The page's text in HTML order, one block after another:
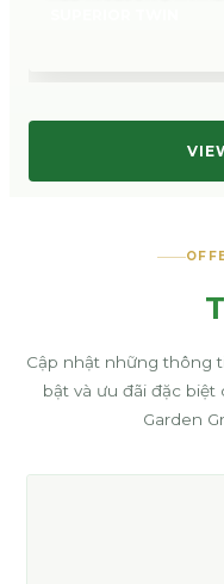
Cập nhật những thông
bật và ưu đãi đặc
Garden